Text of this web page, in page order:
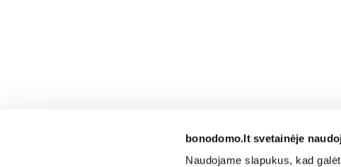
bonodomo.lt svetainėje
Naudojame slapukus, kad